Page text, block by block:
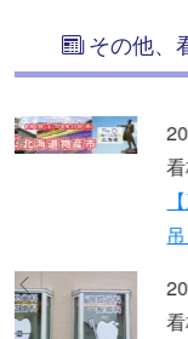
その他、
Previous